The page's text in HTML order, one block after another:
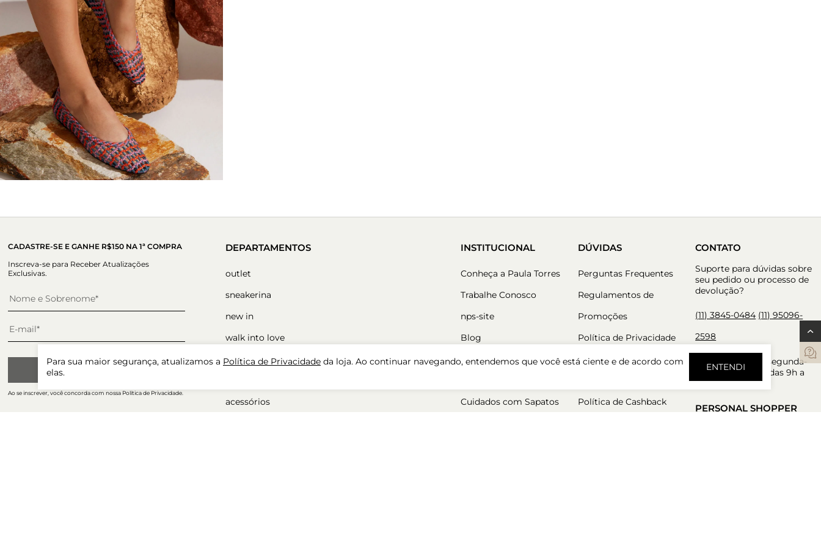
Para sua maior segurança, atualizamos a Política de Privacidade da loja. Ao continuar navegando, entendemos que você está ciente e de acordo com
elas.
ENTENDI
CADASTRE-SE E GANHE R$150 NA 1ª COMPRA
Inscreva-se para Receber Atualizações
Exclusivas.
CADASTRAR
Ao se inscrever, você concorda com nossa Política de Privacidade.
DEPARTAMENTOS
outlet
sneakerina
new in
walk into love
sapatos
acessórios
INSTITUCIONAL
Conheça a Paula Torres
Trabalhe Conosco
nps-site
Blog
Nossas Lojas
Cuidados com Sapatos
DÚVIDAS
Perguntas Frequentes
Regulamentos de
Promoções
Política de Privacidade
Trocas e Devoluções
Política de Cashback
CONTATO
Suporte para dúvidas sobre
seu pedido ou processo de
devolução?
(11) 3845-0484 (11) 95096-
2598
Atendimento de segunda-
feira a sexta-feira das 9h a
18h.
PERSONAL SHOPPER